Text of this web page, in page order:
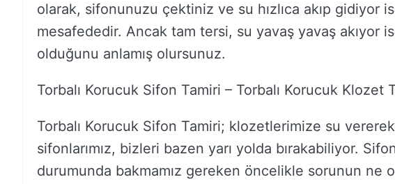
olarak, sifonunuzu çektiniz ve su hızlıca akıp gidiyor
mesafededir. Ancak tam tersi, su yavaş yavaş akıyor
olduğunu anlamış olursunuz.
Torbalı Korucuk Sifon Tamiri – Torbalı Korucuk Klozet
Torbalı Korucuk Sifon Tamiri; klozetlerimize su
sifonlarımız, bizleri bazen yarı yolda bırakabiliyor.
durumunda bakmamız gereken öncelikle sorunun ne